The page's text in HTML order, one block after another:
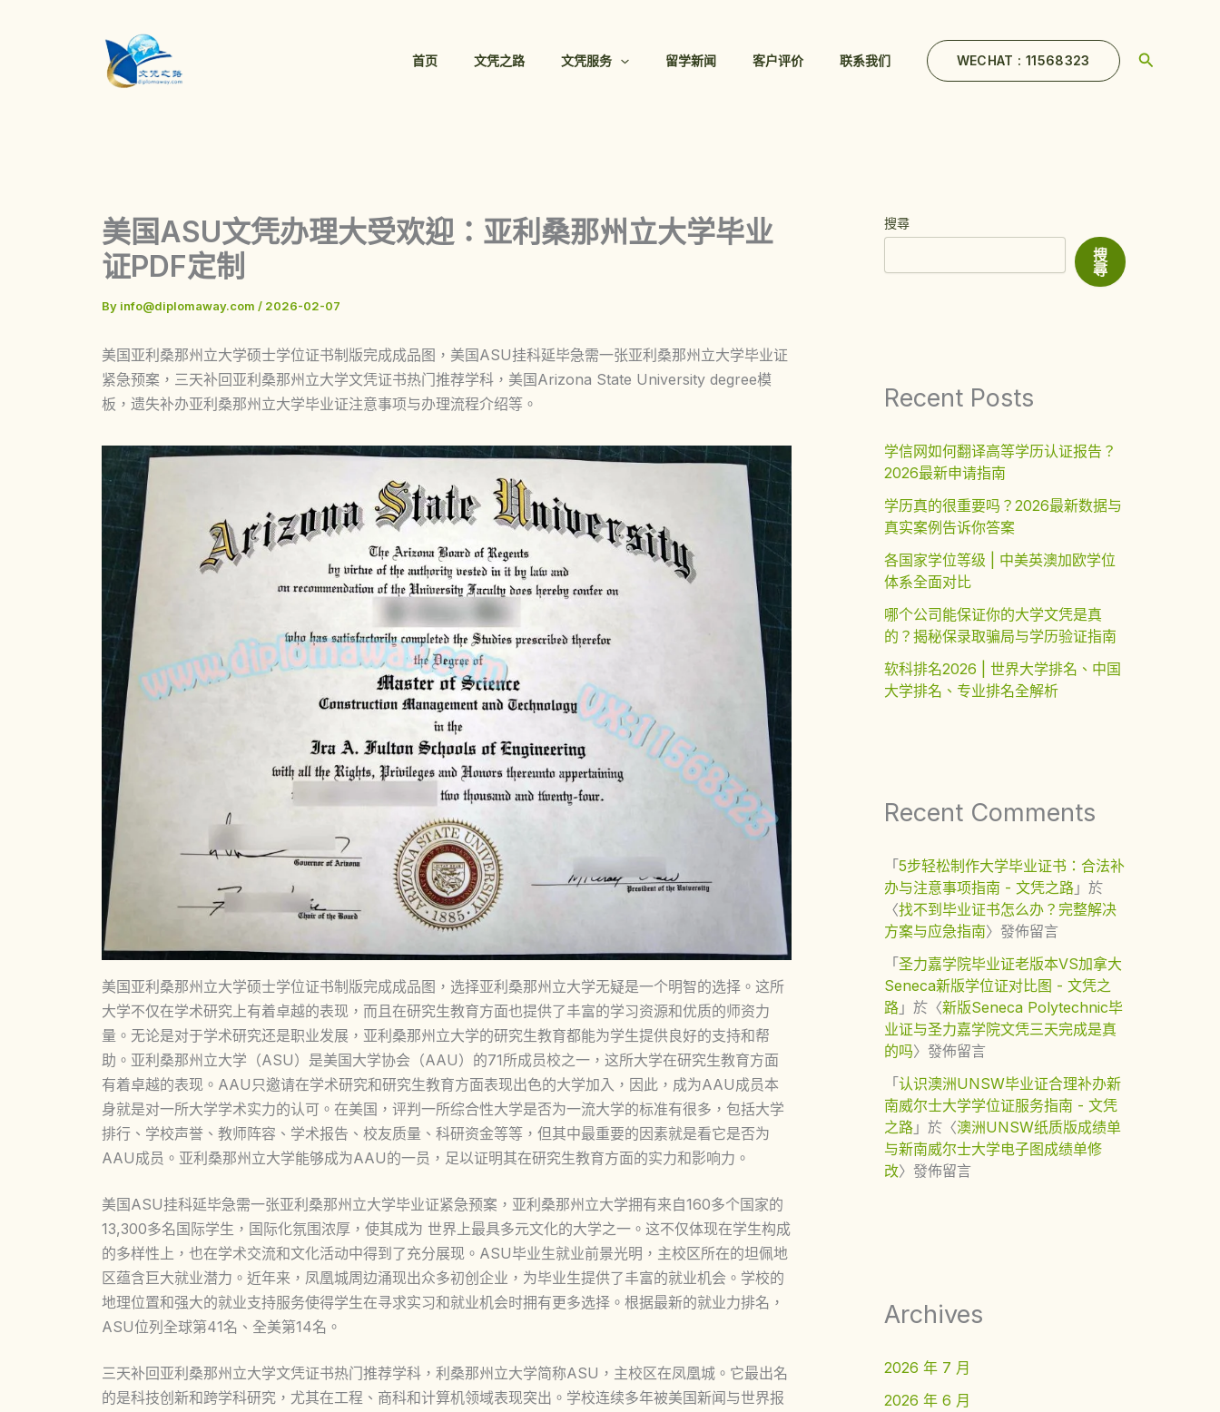
首页 文凭之路 文凭服务 留学新闻 客户评价 联系我们 WECHAT : 11568323 Search
美国ASU文凭办理大受欢迎：亚利桑那州立大学毕业
证PDF定制
By info@diplomaway.com / 2026-02-07
美国亚利桑那州立大学硕士学位证书制版完成成品图，美国ASU挂科延毕急需一张亚利桑那州立大学毕业证
紧急预案，三天补回亚利桑那州立大学文凭证书热门推荐学科，美国Arizona State University degree模
板，遗失补办亚利桑那州立大学毕业证注意事项与办理流程介绍等。
美国亚利桑那州立大学硕士学位证书制版完成成品图，选择亚利桑那州立大学无疑是一个明智的选择。这所
大学不仅在学术研究上有着卓越的表现，而且在研究生教育方面也提供了丰富的学习资源和优质的师资力
量。无论是对于学术研究还是职业发展，亚利桑那州立大学的研究生教育都能为学生提供良好的支持和帮
助。亚利桑那州立大学（ASU）是美国大学协会（AAU）的71所成员校之一，这所大学在研究生教育方面
有着卓越的表现。AAU只邀请在学术研究和研究生教育方面表现出色的大学加入，因此，成为AAU成员本
身就是对一所大学学术实力的认可。在美国，评判一所综合性大学是否为一流大学的标准有很多，包括大学
排行、学校声誉、教师阵容、学术报告、校友质量、科研资金等等，但其中最重要的因素就是看它是否为
AAU成员。亚利桑那州立大学能够成为AAU的一员，足以证明其在研究生教育方面的实力和影响力。
美国ASU挂科延毕急需一张亚利桑那州立大学毕业证紧急预案，亚利桑那州立大学拥有来自160多个国家的
13,300多名国际学生，国际化氛围浓厚，使其成为 世界上最具多元文化的大学之一。这不仅体现在学生构成
的多样性上，也在学术交流和文化活动中得到了充分展现。ASU毕业生就业前景光明，主校区所在的坦佩地
区蕴含巨大就业潜力。近年来，凤凰城周边涌现出众多初创企业，为毕业生提供了丰富的就业机会。学校的
地理位置和强大的就业支持服务使得学生在寻求实习和就业机会时拥有更多选择。根据最新的就业力排名，
ASU位列全球第41名、全美第14名。
三天补回亚利桑那州立大学文凭证书热门推荐学科，利桑那州立大学简称ASU，主校区在凤凰城。它最出名
的是科技创新和跨学科研究，尤其在工程、商科和计算机领域表现突出。学校连续多年被美国新闻与世界报
搜尋
搜
尋
Recent Posts
学信网如何翻译高等学历认证报告？
2026最新申请指南
学历真的很重要吗？2026最新数据与
真实案例告诉你答案
各国家学位等级 | 中美英澳加欧学位
体系全面对比
哪个公司能保证你的大学文凭是真
的？揭秘保录取骗局与学历验证指南
软科排名2026 | 世界大学排名、中国
大学排名、专业排名全解析
Recent Comments
「5步轻松制作大学毕业证书：合法补
办与注意事项指南 - 文凭之路 」於
〈找不到毕业证书怎么办？完整解决
方案与应急指南〉發佈留言
「圣力嘉学院毕业证老版本VS加拿大
Seneca新版学位证对比图 - 文凭之
路 」於〈新版Seneca Polytechnic毕
业证与圣力嘉学院文凭三天完成是真
的吗〉發佈留言
「认识澳洲UNSW毕业证合理补办新
南威尔士大学学位证服务指南 - 文凭
之路 」於〈澳洲UNSW纸质版成绩单
与新南威尔士大学电子图成绩单修
改〉發佈留言
Archives
2026 年 7 月
2026 年 6 月